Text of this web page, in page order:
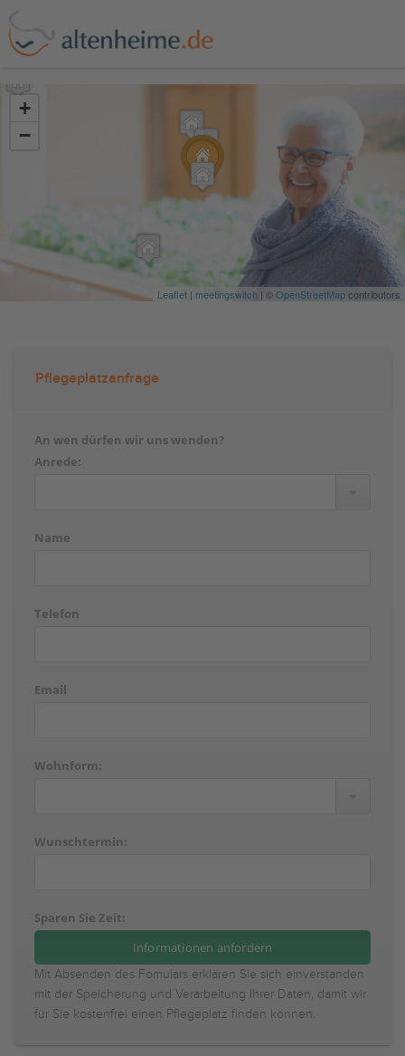
+
−
Leaflet | meetingswitch | ©OpenStreetMapcontributors
Pflegeplatzanfrage
An wen dürfen wir uns wenden?
Anrede:
Name
Telefon
Email
Wohnform:
Wunschtermin:
Sparen Sie Zeit:
Mit Absenden des Fomulars erklären Sie sich einverstanden
mit der Speicherung und Verarbeitung Ihrer Daten, damit wir
für Sie kostenfrei einen Pflegeplatz finden können.